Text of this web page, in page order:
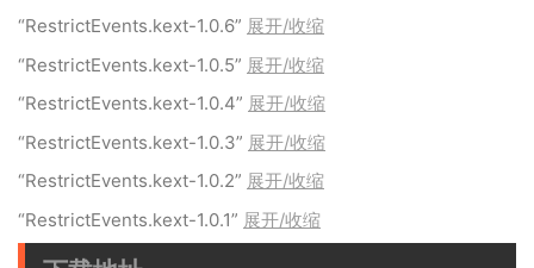
“RestrictEvents.kext-1.0.6” 展开/收缩
“RestrictEvents.kext-1.0.5” 展开/收缩
“RestrictEvents.kext-1.0.4” 展开/收缩
“RestrictEvents.kext-1.0.3” 展开/收缩
“RestrictEvents.kext-1.0.2” 展开/收缩
“RestrictEvents.kext-1.0.1” 展开/收缩